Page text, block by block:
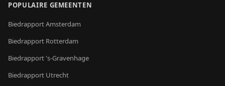
POPULAIRE GEMEENTEN
BiedrapportAmsterdam
Biedrapport Rotterdam
Biedrapport 's-Gravenhage
Biedrapport Utrecht